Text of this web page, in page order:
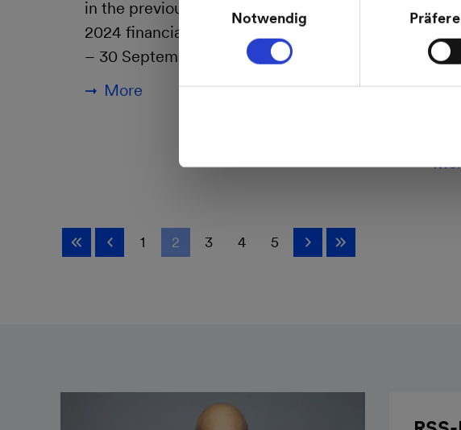
Gerichtshofes vom 16.07.2020 (Fall
Weitere Informationen finden Sie in
Notwendig
in the previous year, for the past
2024 financial year (1 October 2023
– 30 September 2024).…
More
1 2 3 4 5